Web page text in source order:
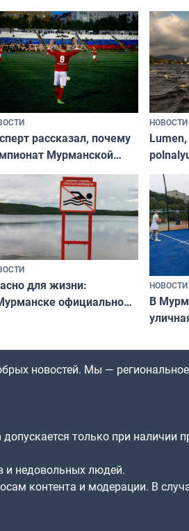
рассказал, почему
Мурманской
по футболу остался
НОВОСТИ
для жизни:
официально
НОВОСТИ
В
новостей. Мы —
только при
и недовольных людей.
контента и модерации. В